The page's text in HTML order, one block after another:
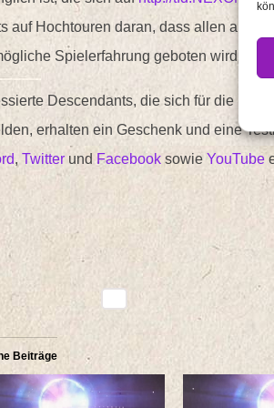
auf Hochtouren daran, dass allen
Spielerfahrung geboten wird.
Descendants, die sich für die
erhalten ein Geschenk und eine
, Twitter und Facebook sowie YouTube
Beiträge